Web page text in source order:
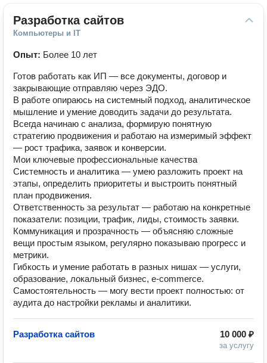
Разработка сайтов
Компьютеры и IT
Опыт: Более 10 лет
Готов работать как ИП — все документы, договор и
закрывающие отправляю через ЭДО.
В работе опираюсь на системный подход, аналитическое
мышление и умение доводить задачи до результата.
Всегда начинаю с анализа, формирую понятную
стратегию продвижения и работаю на измеримый эффект
— рост трафика, заявок и конверсии.
Мои ключевые профессиональные качества
Системность и аналитика — умею разложить проект на
этапы, определить приоритеты и выстроить понятный
план продвижения.
Ответственность за результат — работаю на конкретные
показатели: позиции, трафик, лиды, стоимость заявки.
Коммуникация и прозрачность — объясняю сложные
вещи простым языком, регулярно показываю прогресс и
метрики.
Гибкость и умение работать в разных нишах — услуги,
образование, локальный бизнес, e‑commerce.
Самостоятельность — могу вести проект полностью: от
аудита до настройки рекламы и аналитики.
10 000 ₽
за услугу
Разработка сайтов